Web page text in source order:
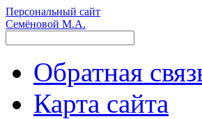
Персональный сайт
Семёновой М.А.
Обратная
Карта сайта